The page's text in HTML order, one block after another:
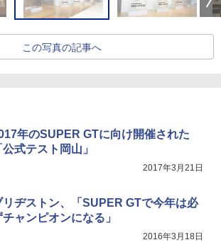
この写真の記事へ
年のSUPER GTに向け開催された
公式テスト岡山」
2017年3月21日
リヂストン、「SUPER GTで今年は必
チャンピオンになる」
2016年3月18日